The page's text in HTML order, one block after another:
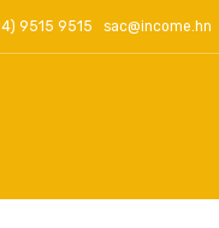
9515 9515 sac@income.hn